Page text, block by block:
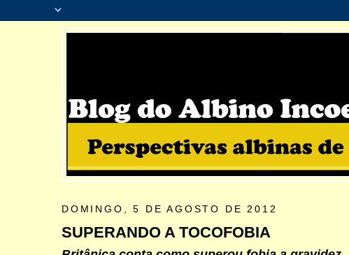
DOMINGO, 5 DE AGOSTO DE 2012
SUPERANDO A TOCOFOBIA